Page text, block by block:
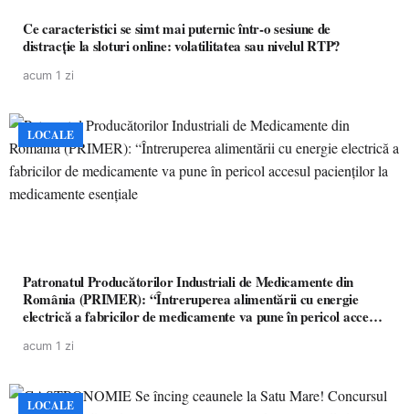
Ce caracteristici se simt mai puternic într-o sesiune de
distracție la sloturi online: volatilitatea sau nivelul RTP?
acum 1 zi
LOCALE
Patronatul Producătorilor Industriali de Medicamente din
România (PRIMER): “Întreruperea alimentării cu energie
electrică a fabricilor de medicamente va pune în pericol accesul
acum 1 zi
LOCALE